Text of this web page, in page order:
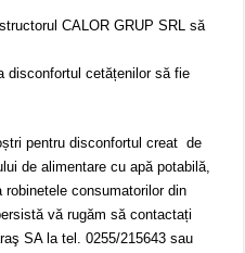
CALOR GRUP SRL să
disconfortul cetățenilor să fie
pentru disconfortul creat de
de alimentare cu apă potabilă,
consumatorilor din
vă rugăm să contactați
SA la tel. 0255/215643 sau